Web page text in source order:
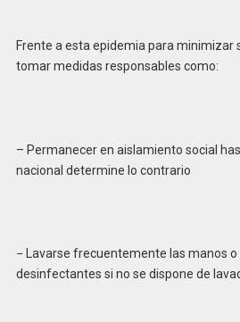
Frente a esta epidemia para minimizar
tomar medidas responsables como:
– Permanecer en aislamiento social
nacional determine lo contrario
− Lavarse frecuentemente las manos
desinfectantes si no se dispone de